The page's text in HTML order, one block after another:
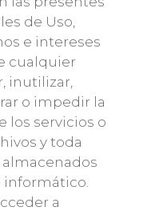
de Uso,
e intereses
cualquier
inutilizar,
o impedir la
los servicios o
y toda
informático.
a